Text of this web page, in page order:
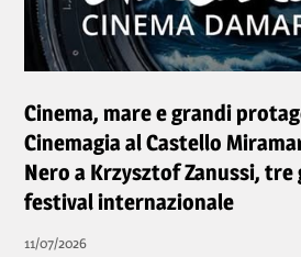
Cinema, mare e grandi
Cinemagia al Castello
Nero a Krzysztof Zanussi,
festival internazionale
11/07/2026